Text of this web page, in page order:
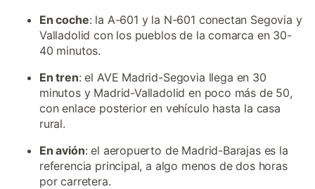
En coche: la A-601 y la N-601 conectan Segovia y
Valladolid con los pueblos de la comarca en 30-
40 minutos.
En tren: el AVE Madrid-Segovia llega en 30
minutos y Madrid-Valladolid en poco más de 50,
con enlace posterior en vehículo hasta la casa
rural.
En avión: el aeropuerto de Madrid-Barajas es la
referencia principal, a algo menos de dos horas
por carretera.